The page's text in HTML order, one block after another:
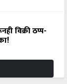
विक्री ठप्प-